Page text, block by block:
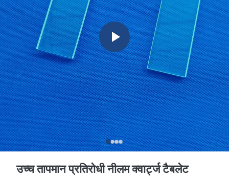
उच्च तापमान प्रतिरोधी नीलम क्वार्ट्ज टैबलेट